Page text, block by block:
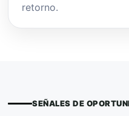
retorno.
SEÑALES DE